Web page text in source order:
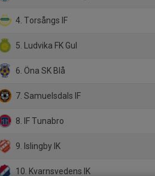
4. Torsångs IF
5. Ludvika FK Gul
6. Öna SK Blå
7. Samuelsdals IF
8. IF Tunabro
9. Islingby IK
10. Kvarnsvedens IK